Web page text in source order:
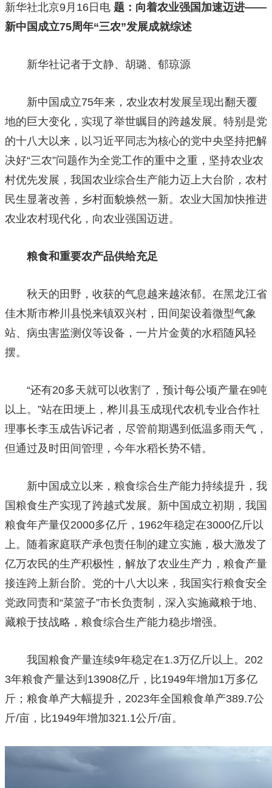
新华社北京9月16日电 题：向着农业强国加速迈进——
新中国成立75周年“三农”发展成就综述
新华社记者于文静、胡璐、郁琼源
新中国成立75年来，农业农村发展呈现出翻天覆
地的巨大变化，实现了举世瞩目的跨越发展。特别是党
的十八大以来，以习近平同志为核心的党中央坚持把解
决好“三农”问题作为全党工作的重中之重，坚持农业农
村优先发展，我国农业综合生产能力迈上大台阶，农村
民生显著改善，乡村面貌焕然一新。农业大国加快推进
农业农村现代化，向农业强国迈进。
粮食和重要农产品供给充足
秋天的田野，收获的气息越来越浓郁。在黑龙江省
佳木斯市桦川县悦来镇双兴村，田间架设着微型气象
站、病虫害监测仪等设备，一片片金黄的水稻随风轻
摆。
“还有20多天就可以收割了，预计每公顷产量在9吨
以上。”站在田埂上，桦川县玉成现代农机专业合作社
理事长李玉成告诉记者，尽管前期遇到低温多雨天气，
但通过及时田间管理，今年水稻长势不错。
新中国成立以来，粮食综合生产能力持续提升，我
国粮食生产实现了跨越式发展。新中国成立初期，我国
粮食年产量仅2000多亿斤，1962年稳定在3000亿斤以
上。随着家庭联产承包责任制的建立实施，极大激发了
亿万农民的生产积极性，解放了农业生产力，粮食产量
接连跨上新台阶。党的十八大以来，我国实行粮食安全
党政同责和“菜篮子”市长负责制，深入实施藏粮于地、
藏粮于技战略，粮食综合生产能力稳步增强。
我国粮食产量连续9年稳定在1.3万亿斤以上。202
3年粮食产量达到13908亿斤，比1949年增加1万多亿
斤；粮食单产大幅提升，2023年全国粮食单产389.7公
斤/亩，比1949年增加321.1公斤/亩。